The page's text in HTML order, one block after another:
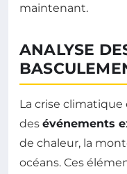
maintenant.
ANALYSE
La crise
des événements
de chaleur, la
océans. Ces